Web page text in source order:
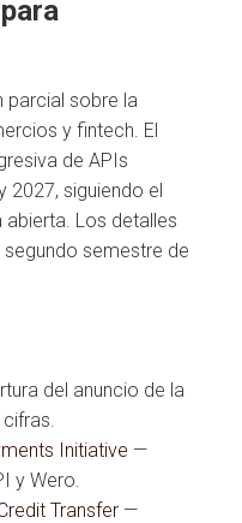
parcial sobre la
y fintech. El
de APIs
2027, siguiendo el
Los detalles
semestre de
del anuncio de la
Initiative —
y Wero.
Transfer —